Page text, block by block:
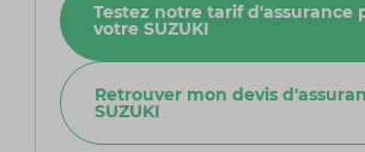
Testez notre tarif d'assurance
votre SUZUKI
Retrouver mon devis
SUZUKI